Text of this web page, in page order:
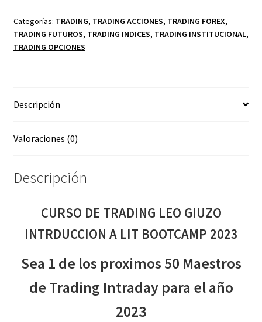
GIUZO
INTRDUCCION
A
cantidad
Categorías: TRADING, TRADING ACCIONES, TRADING FOREX,
TRADING FUTUROS, TRADING INDICES, TRADING INSTITUCIONAL,
TRADING OPCIONES
Descripción
Valoraciones (0)
Descripción
CURSO DE TRADING LEO GIUZO
INTRDUCCION A LIT BOOTCAMP 2023
Sea 1 de los proximos 50 Maestros
de Trading Intraday para el año
2023